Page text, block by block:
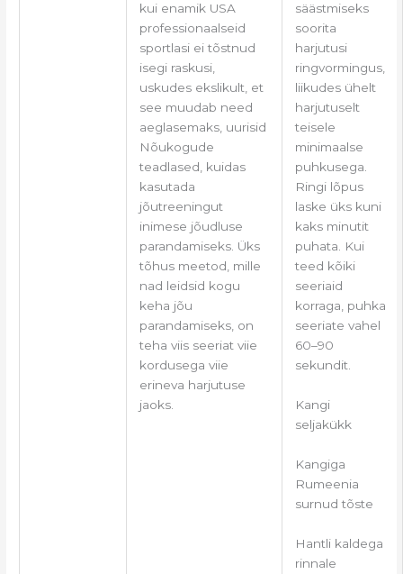
kui enamik USA
professionaalseid
sportlasi ei tõstnud
isegi raskusi,
uskudes ekslikult, et
see muudab need
aeglasemaks, uurisid
Nõukogude
teadlased, kuidas
kasutada
jõutreeningut
inimese jõudluse
parandamiseks. Üks
tõhus meetod, mille
nad leidsid kogu
keha jõu
parandamiseks, on
teha viis seeriat viie
kordusega viie
erineva harjutuse
jaoks.
säästmiseks
soorita
harjutusi
ringvormingus,
liikudes ühelt
harjutuselt
teisele
minimaalse
puhkusega.
Ringi lõpus
laske üks kuni
kaks minutit
puhata. Kui
teed kõiki
seeriaid
korraga, puhka
seeriate vahel
60–90
sekundit.
Kangi
seljakükk
Kangiga
Rumeenia
surnud tõste
Hantli kaldega
rinnale